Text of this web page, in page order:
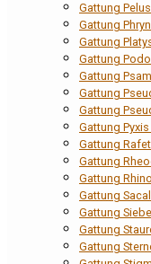
Gattung
Gattung
Gattung
Gattung
Gattung
Gattung
Gattung
Gattung
Gattung
Gattung
Gattung
Gattung
Gattung
Gattung
Gattung